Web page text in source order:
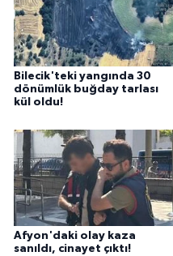
Bilecik'teki yangında 30
dönümlük buğday tarlası
kül oldu!
Afyon'daki olay kaza
sanıldı, cinayet çıktı!